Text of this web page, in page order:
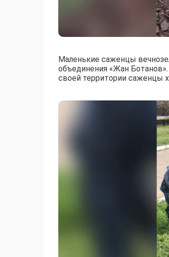
Маленькие саженцы
объединения «Жан
своей территории саженцы